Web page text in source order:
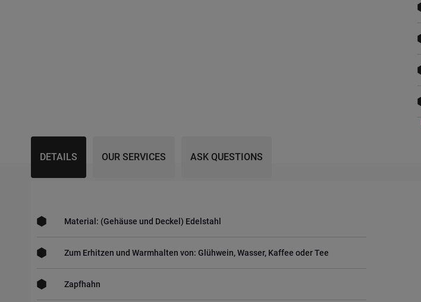
DETAILS
Material: (Gehäuse und Deckel) Edelstahl
Zum Erhitzen und Warmhalten von: Glühwein, Wasser, Kaffee oder Tee
Zapfhahn
OUR SERVICES ASK QUESTIONS